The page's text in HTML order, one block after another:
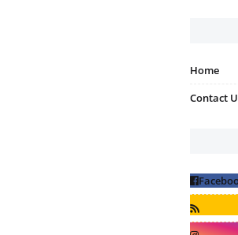
Home
Contact